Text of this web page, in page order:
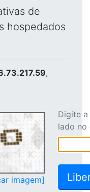
de
hospedados
,
imagem]
Digite
lado no